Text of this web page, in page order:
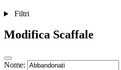
Filtri
Modifica Scaffale
Nome: